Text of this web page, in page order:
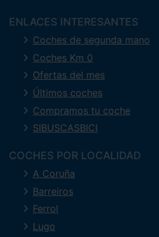
ENLACES INTERESANTES
Coches de segunda mano
Coches Km 0
Ofertas del mes
Últimos coches
Compramos tu coche
SIBUSCASBICI
COCHES POR LOCALIDAD
A Coruña
Barreiros
Ferrol
Lugo